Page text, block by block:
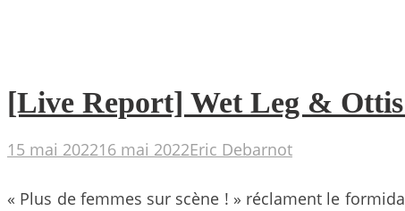
[Live Report] Wet Leg &
15 mai 202216 mai 2022Eric Debarnot
« Plus de femmes sur scène ! » réclament le